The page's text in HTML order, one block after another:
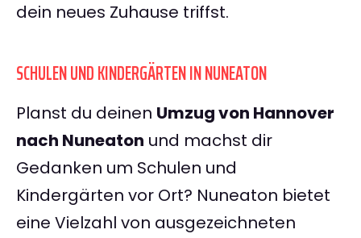
dein neues Zuhause triffst.
SCHULEN UND KINDERGÄRTEN IN NUNEATON
Planst du deinen Umzug von Hannover
nach Nuneaton und machst dir
Gedanken um Schulen und
Kindergärten vor Ort? Nuneaton bietet
eine Vielzahl von ausgezeichneten